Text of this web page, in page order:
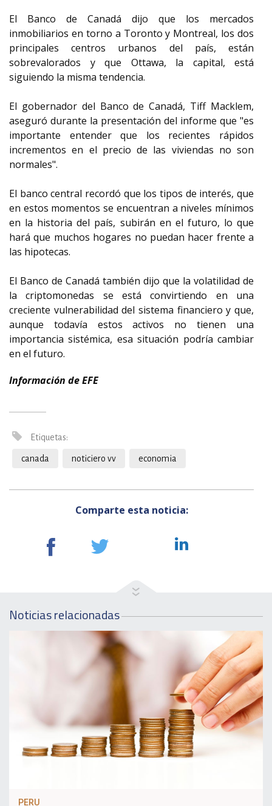
El Banco de Canadá dijo que los mercados
inmobiliarios en torno a Toronto y Montreal, los dos
principales centros urbanos del país, están
sobrevalorados y que Ottawa, la capital, está
siguiendo la misma tendencia.
El gobernador del Banco de Canadá, Tiff Macklem,
aseguró durante la presentación del informe que "es
importante entender que los recientes rápidos
incrementos en el precio de las viviendas no son
normales".
El banco central recordó que los tipos de interés, que
en estos momentos se encuentran a niveles mínimos
en la historia del país, subirán en el futuro, lo que
hará que muchos hogares no puedan hacer frente a
las hipotecas.
El Banco de Canadá también dijo que la volatilidad de
la criptomonedas se está convirtiendo en una
creciente vulnerabilidad del sistema financiero y que,
aunque todavía estos activos no tienen una
importancia sistémica, esa situación podría cambiar
en el futuro.
Información de EFE
Etiquetas:
canada noticiero vv economia
Comparte esta noticia:
Noticias relacionadas
PERU